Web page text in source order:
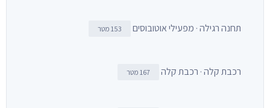
תחנה רגילה · מפעילי אוטובוסים 153 מטר
רכבת קלה · רכבת קלה 167 מטר